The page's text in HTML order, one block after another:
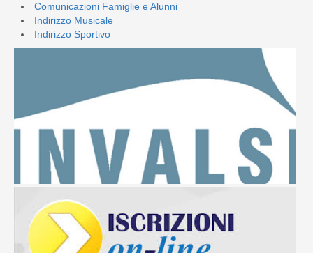
Comunicazioni Famiglie e Alunni
Indirizzo Musicale
Indirizzo Sportivo